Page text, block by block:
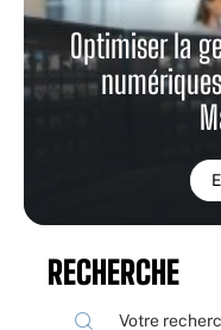
Optimiser la
RECHERCHE